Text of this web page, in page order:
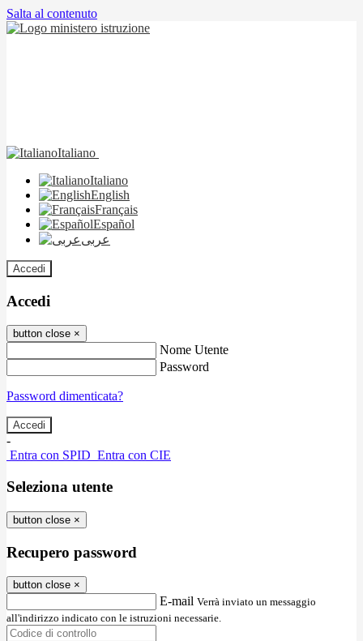
Salta al contenuto
Italiano
Italiano
English
Français
Español
عربى
Accedi
Accedi
button close ×
Nome Utente
Password
Password dimenticata?
-
Entra con SPID Entra con CIE
Seleziona utente
button close ×
Recupero password
button close ×
E-mail Verrà inviato un messaggio
all'indirizzo indicato con le istruzioni necessarie.